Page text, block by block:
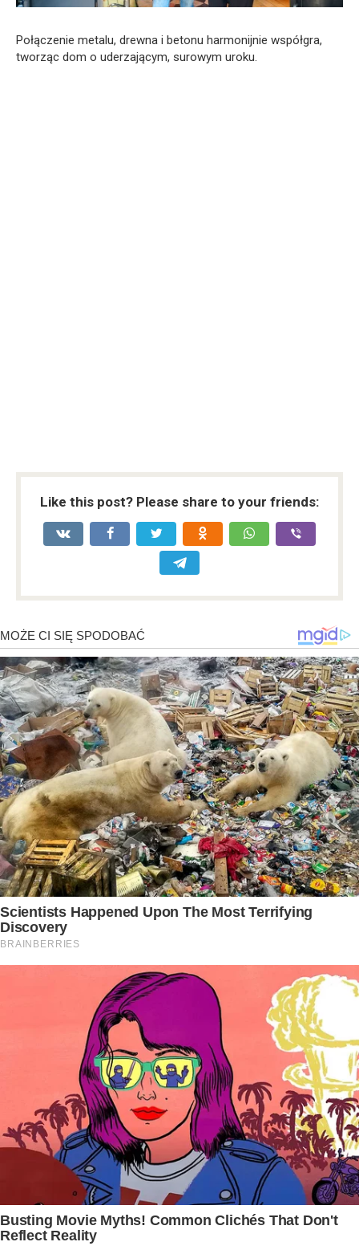
Połączenie metalu, drewna i betonu harmonijnie współgra,
tworząc dom o uderzającym, surowym uroku.
Like this post? Please share to your friends: